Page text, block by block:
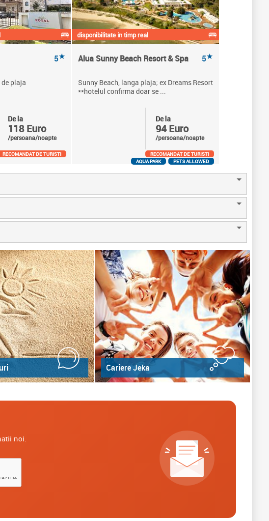
5★
plaja
De la
118 Euro
/persoana/noapte
RECOMANDAT DE TURISTI
disponibilitate in timp real
Alua Sunny Beach Resort & Spa 5★
Sunny Beach, langa plaja; ex Dreams Resort
**hotelul confirma doar se ...
De la
94 Euro
/persoana/noapte
RECOMANDAT DE TURISTI
AQUA PARK
PETS ALLOWED
Cariere Jeka
noi.